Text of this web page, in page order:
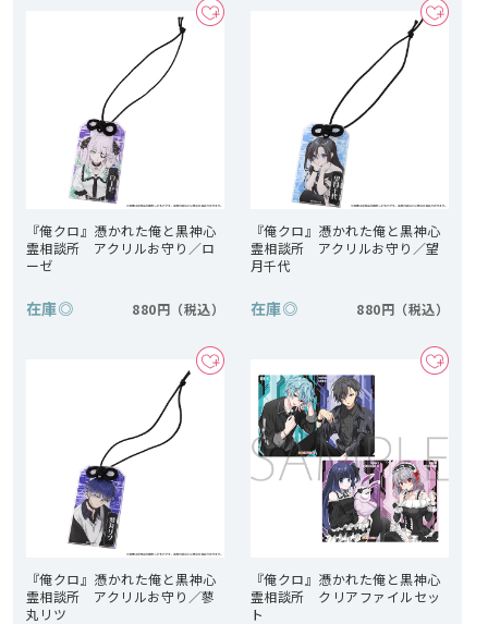
『俺クロ』憑かれた俺と黒神心
霊相談所 アクリルお守り／ロ
ーゼ
在庫◎ 880円
『俺クロ』憑かれた俺と黒神心
霊相談所 アクリルお守り／望
月千代
在庫◎ 880円
『俺クロ』憑かれた俺と黒神心
霊相談所 アクリルお守り／蓼
丸リツ
『俺クロ』憑かれた俺と黒神心
霊相談所 クリアファイルセッ
ト